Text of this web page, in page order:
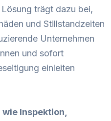
trägt dazu bei,
und Stillstandzeiten
Unternehmen
und sofort
einleiten
Inspektion,